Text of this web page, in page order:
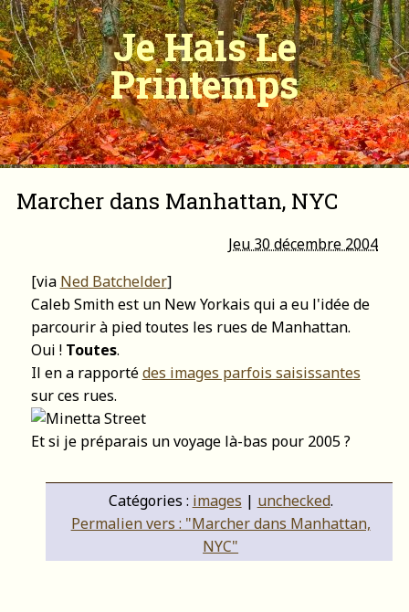
Je Hais Le
Printemps
Marcher dans Manhattan, NYC
Jeu 30 décembre 2004
[via Ned Batchelder]
Caleb Smith est un New Yorkais qui a eu l'idée de
parcourir à pied toutes les rues de Manhattan.
Oui ! Toutes.
Il en a rapportédes images parfois saisissantes
sur ces rues.
Et si je préparais un voyage là-bas pour 2005 ?
Catégories : images | unchecked.
Permalien vers : "Marcher dans Manhattan,
NYC"